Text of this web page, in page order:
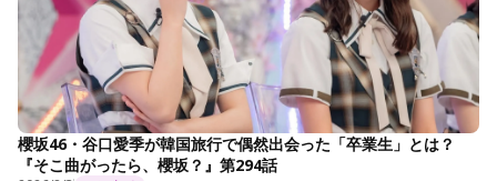
櫻坂46・谷口愛季が韓国旅行で偶然出会った「卒業生」とは？
『そこ曲がったら、櫻坂？』第294話